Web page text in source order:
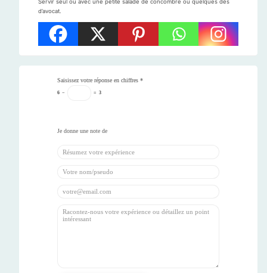
Servir seul ou avec une petite salade de concombre ou quelques dés
d’avocat.
Saisissez votre réponse en chiffres *
6 − = 3